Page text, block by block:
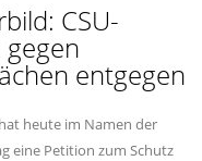
CSU-
entgegen
heute im Namen der
eine Petition zum Schutz